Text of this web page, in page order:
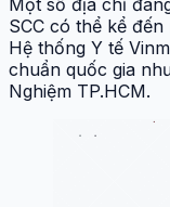
Một số địa chỉ
SCC có thể kể
Hệ thống Y tế
chuẩn quốc gia
Nghiệm TP.HCM.